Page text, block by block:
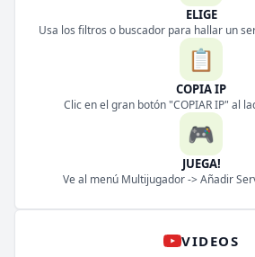
ELIGE
Usa los filtros o buscador para hallar un
📋
COPIA IP
Clic en el gran botón "COPIAR IP" al
🎮
JUEGA!
Ve al menú Multijugador -> Añadir
VIDEOS